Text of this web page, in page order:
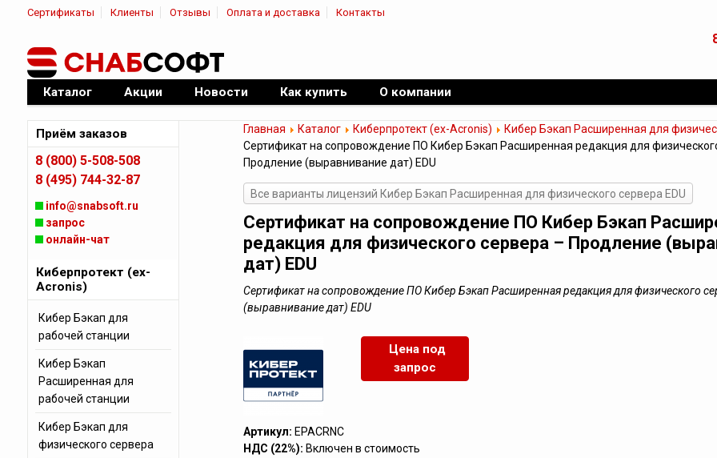
Сертификаты Клиенты Отзывы Оплата и доставка Контакты
Официальный дилер ПО
Каталог Акции Новости Как купить О компании
Главная Каталог Киберпротект (ex-Acronis)
Кибер Бэкап Расширенная для
Сертификат на сопровождение ПО Кибер Бэкап Расширенная редакция для
Продление (выравнивание дат) EDU
Все варианты лицензий Кибер Бэкап Расширенная для физического сервера EDU
Сертификат на сопровождение ПО Кибер Бэкап
редакция для физического сервера – Продление
дат) EDU
Сертификат на сопровождение ПО Кибер Бэкап Расширенная редакция для физического
(выравнивание дат) EDU
Цена под
запрос
Артикул: EPACRNC
НДС (22%): Включен в стоимость
Приём заказов
8 (800) 5-508-508
8 (495) 744-32-87
info@snabsoft.ru
запрос
онлайн-чат
Киберпротект (ex-
Acronis)
Кибер Бэкап для
рабочей станции
Кибер Бэкап
Расширенная для
рабочей станции
Кибер Бэкап для
физического сервера